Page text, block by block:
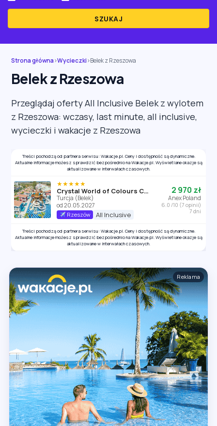
SZUKAJ
Strona główna›Wycieczki›Belek z Rzeszowa
Belek z Rzeszowa
Przeglądaj oferty All Inclusive Belek z wylotem
z Rzeszowa: wczasy, last minute, all inclusive,
wycieczki i wakacje z Rzeszowa
Treści pochodzą od partnera serwisu: Wakacje.pl. Ceny i dostępność są dynamiczne.
Aktualne informacje możesz sprawdzić bezpośrednio na Wakacje.pl. Wyświetlane okazje są
aktualizowane w interwałach czasowych.
★★★★★
Crystal World of Colours Comfort Collection
Turcja (Belek)
od 20.05.2027
Rzeszów All Inclusive
2 970 zł
Anex Poland
6.0 /10 (7 opinii)
7 dni
Treści pochodzą od partnera serwisu: Wakacje.pl. Ceny i dostępność są dynamiczne.
Aktualne informacje możesz sprawdzić bezpośrednio na Wakacje.pl. Wyświetlane okazje są
aktualizowane w interwałach czasowych.
Reklama